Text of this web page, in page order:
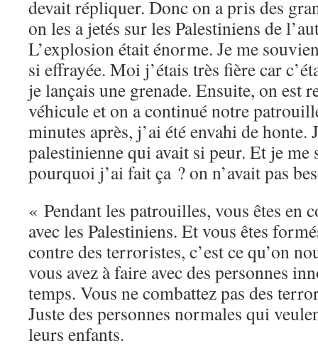
devait répliquer. Donc on a pris des
on les a jetés sur les Palestiniens de
L’explosion était énorme. Je me
si effrayée. Moi j’étais très fière car
je lançais une grenade. Ensuite, on est
véhicule et on a continué notre
minutes après, j’ai été envahi de honte.
palestinienne qui avait si peur. Et je
pourquoi j’ai fait ça ? on n’avait pas
« Pendant les patrouilles, vous êtes en
avec les Palestiniens. Et vous êtes
contre des terroristes, c’est ce qu’on
vous avez à faire avec des personnes
temps. Vous ne combattez pas des
Juste des personnes normales qui
leurs enfants.